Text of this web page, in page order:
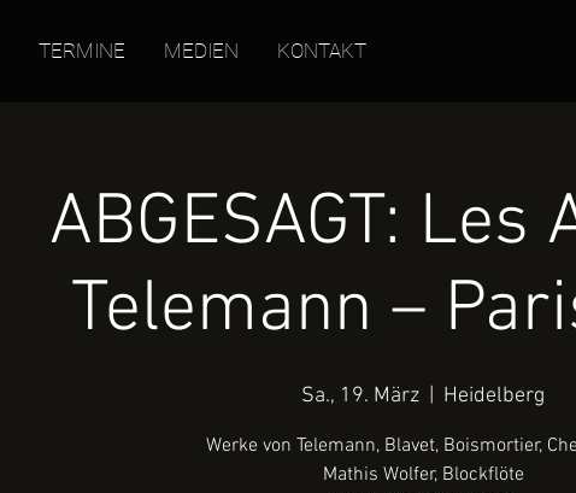
TERMINE MEDIEN KONTAKT
ABGESAGT: Les
Telemann –
Sa., 19. März Heidelberg
Werke von Telemann, Blavet, Boismortier,
Mathis Wolfer, Blockflöte